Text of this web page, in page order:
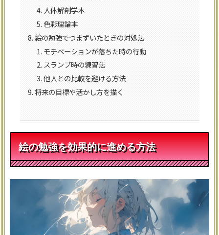
人体解剖学本
色彩理論本
絵の勉強でつまずいたときの対処法
モチベーションが落ちた時の行動
スランプ時の練習法
他人との比較を避ける方法
将来の目標や活かし方を描く
絵の勉強を効果的に進める方法